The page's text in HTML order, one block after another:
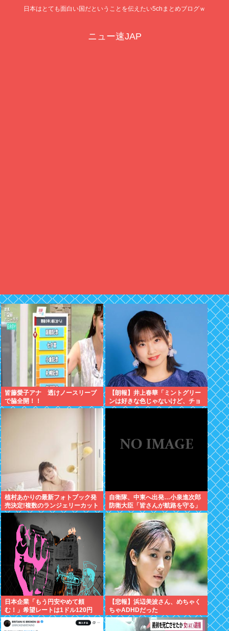
日本はとても面白い国だということを伝えたい5chまとめブログｗ
ニュー速JAP
皆藤愛子アナ 透けノースリーブ
で脇全開！！
【朗報】井上春華「ミントグリー
ンは好きな色じゃないけど、チョ
コミントは好きなのでまぁいいか
植村あかりの最新フォトブック発
売決定!複数のランジェリーカット
あり
自衛隊、中東へ出発…小泉進次郎
防衛大臣「皆さんが航路を守る」
日本企業「もう円安やめて頼
む！」希望レートは1ドル120円
現実は160円前後「輸出企業まで
悲鳴」
【悲報】浜辺美波さん、めちゃく
ちゃADHDだった